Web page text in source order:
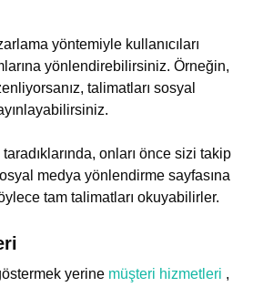
yöntemiyle kullanıcıları
yönlendirebilirsiniz. Örneğin,
talimatları sosyal
onları önce sizi takip
medya yönlendirme sayfasına
tam talimatları okuyabilirler.
yerine müşteri hizmetleri ,